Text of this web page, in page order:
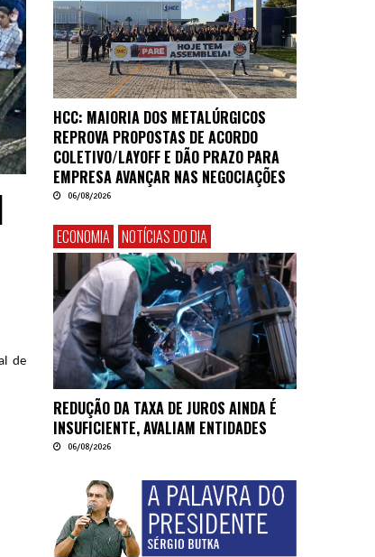
de
HCC: MAIORIA DOS METALÚRGICOS
REPROVA PROPOSTAS DE ACORDO
COLETIVO/LAYOFF E DÃO PRAZO PARA
EMPRESA AVANÇAR NAS NEGOCIAÇÕES
06/08/2026
ECONOMIA NOTÍCIAS DO DIA
REDUÇÃO DA TAXA DE JUROS AINDA É
INSUFICIENTE, AVALIAM ENTIDADES
06/08/2026